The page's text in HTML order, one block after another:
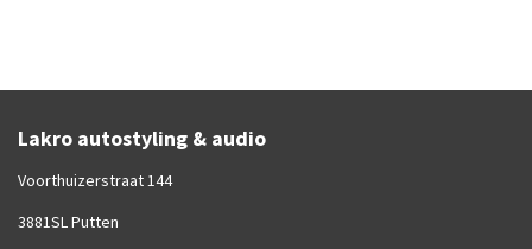
Lakro autostyling & audio
Voorthuizerstraat 144
3881SL Putten